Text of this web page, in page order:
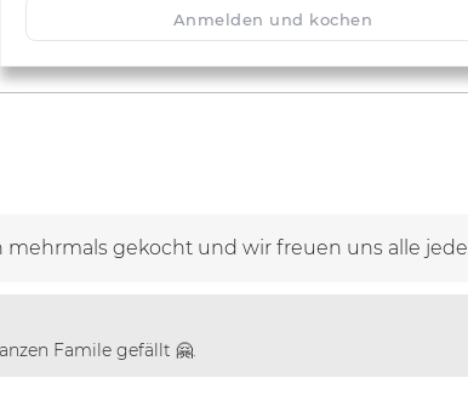
Anmelden und kochen
gekocht und wir freuen uns alle
Famile gefällt 🤗.